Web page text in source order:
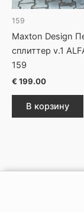
159
Maxton Design
сплиттер v.1
159
€ 199.00
В корзину